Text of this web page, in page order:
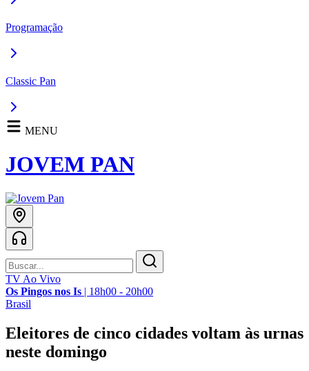
Programação
Classic Pan
MENU
JOVEM PAN
TV Ao Vivo
Os Pingos nos Is | 18h00 - 20h00
Brasil
Eleitores de cinco cidades voltam às urnas
neste domingo